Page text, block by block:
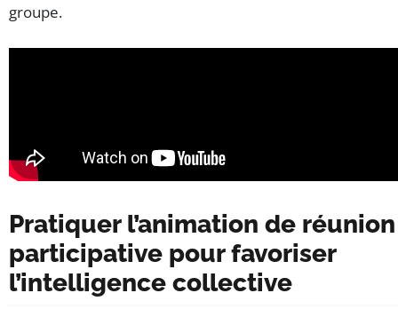
groupe.
Pratiquer l’animation de réunion
participative pour favoriser
l’intelligence collective